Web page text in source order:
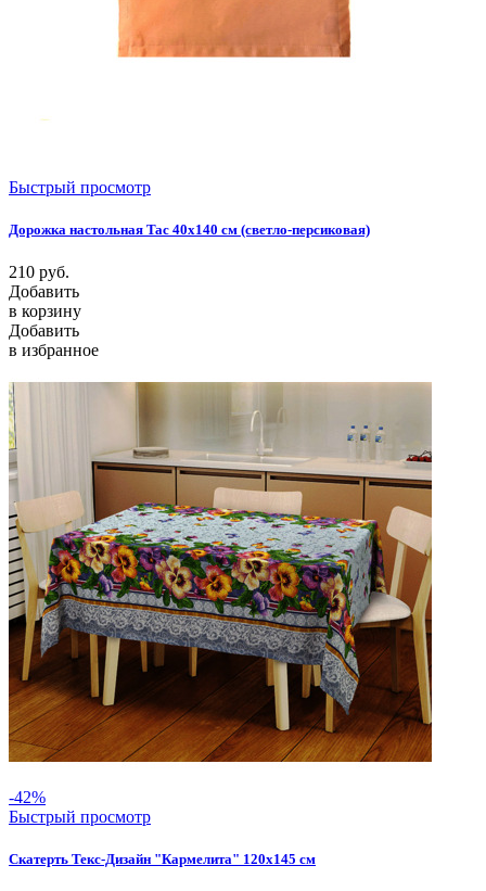
Быстрый просмотр
Дорожка настольная Tac 40x140 см (светло-персиковая)
210 руб.
Добавить
в корзину
Добавить
в избранное
-42%
Быстрый просмотр
Скатерть Текс-Дизайн "Кармелита" 120х145 см